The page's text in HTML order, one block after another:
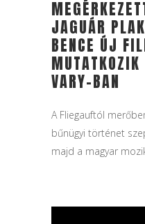
JAGUÁR
BENCE ÚJ
MUTATKOZIK
VARY-BAN
A Fliegauftól
bűnügyi történet
majd a magyar